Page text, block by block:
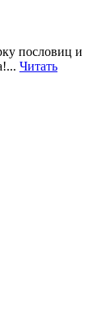
пословиц и
Читать